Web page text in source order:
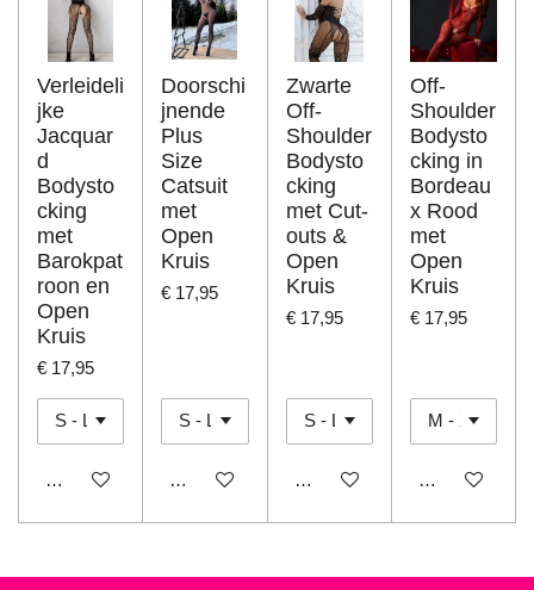
Verleideli
jke
Jacquar
d
Bodysto
cking
met
Barokpat
roon en
Open
Kruis
€ 17,95
In winkelwagen
Doorschi
jnende
Plus
Size
Catsuit
met
Open
Kruis
€ 17,95
In winkelwagen
Zwarte
Off-
Shoulder
Bodysto
cking
met Cut-
outs &
Open
Kruis
€ 17,95
In winkelwagen
Off-
Shoulder
Bodysto
cking in
Bordeau
x Rood
met
Open
Kruis
€ 17,95
In